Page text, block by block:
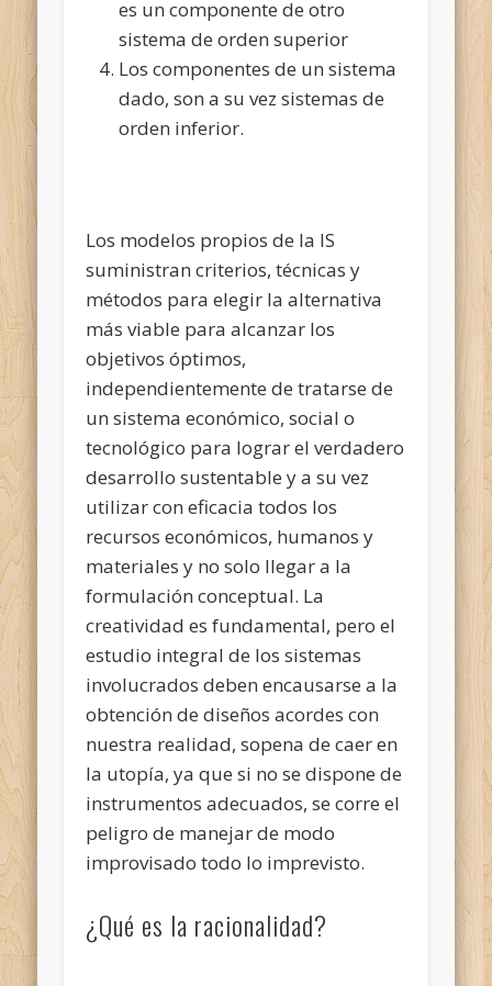
es un componente de otro
sistema de orden superior
Los componentes de un sistema
dado, son a su vez sistemas de
orden inferior.
Los modelos propios de la IS
suministran criterios, técnicas y
métodos para elegir la alternativa
más viable para alcanzar los
objetivos óptimos,
independientemente de tratarse de
un sistema económico, social o
tecnológico para lograr el verdadero
desarrollo sustentable y a su vez
utilizar con eficacia todos los
recursos económicos, humanos y
materiales y no solo llegar a la
formulación conceptual. La
creatividad es fundamental, pero el
estudio integral de los sistemas
involucrados deben encausarse a la
obtención de diseños acordes con
nuestra realidad, sopena de caer en
la utopía, ya que si no se dispone de
instrumentos adecuados, se corre el
peligro de manejar de modo
improvisado todo lo imprevisto.
¿Qué es la racionalidad?